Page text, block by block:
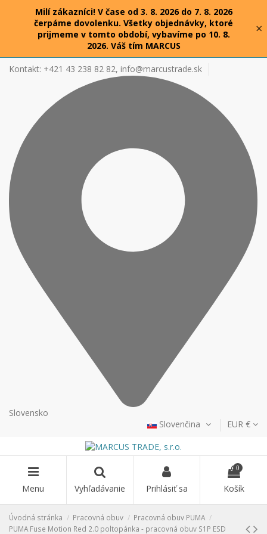
Milí zákazníci! V čase od 3. 8. 2026 do 7. 8. 2026
čerpáme dovolenku. Všetky objednávky, ktoré
prijmeme v tomto období, vybavíme po 10. 8.
2026. Váš tím MARCUS
×
Kontakt: +421 43 238 82 82, info@marcustrade.sk
Slovensko
Slovenčina
EUR €
Menu Vyhľadávanie Prihlásiť sa
0
Košík
Úvodná stránka Pracovná obuv
Pracovná obuv PUMA
PUMA Fuse Motion Red 2.0 poltopánka - pracovná obuv S1P ESD